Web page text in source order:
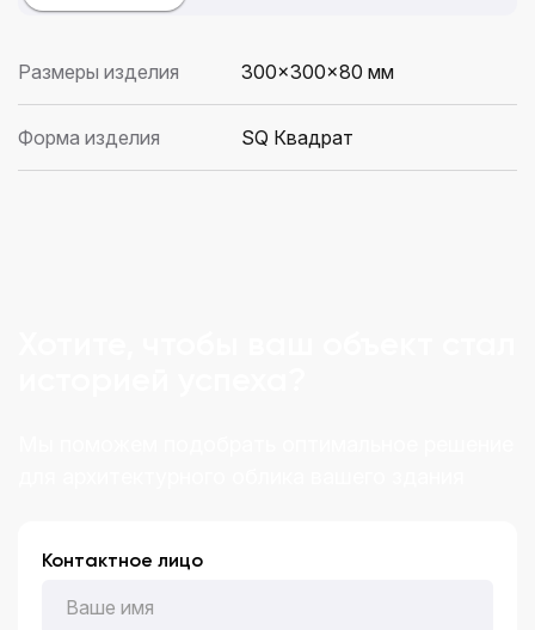
Размеры изделия 300×300x80 мм
Форма изделия SQ Квадрат
Контактное лицо